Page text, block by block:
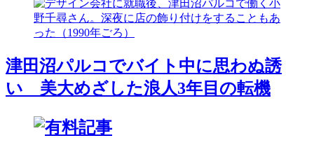
津田沼パルコでバイト中に思わぬ誘
い 美大めざした浪人3年目の転機